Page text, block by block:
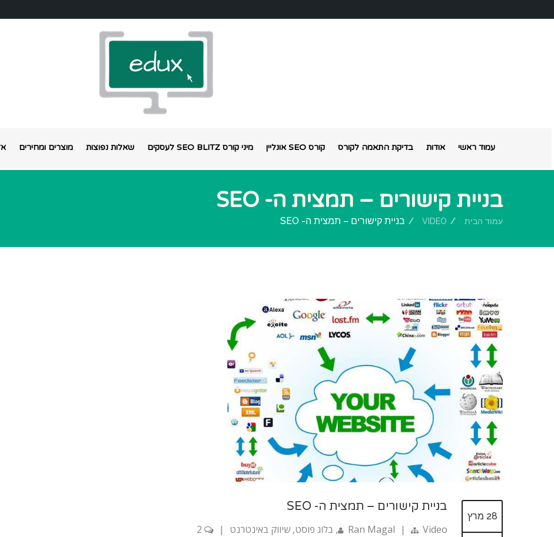
עמוד ראשי אודות בדיקת התאמה לקורס קורס SEO אונליין מיני קורס SEO BLITZ לעסקים שאלות נפוצות מוצרים ומחירים
בניית קישורים – תמצית ה- SEO
עמוד הבית VIDEO בניית קישורים – תמצית ה- SEO
28 מרץ
בניית קישורים – תמצית ה- SEO
Ran Magal | Video
, בלוג פוסט, שיווק באינטרנט |